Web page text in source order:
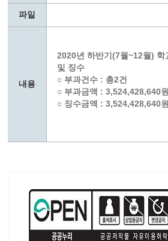
파일
내용
2020년 하반기(7월~12월) 학
및 징수
○ 부과건수 : 총2건
○ 부과금액 : 3,524,428,640원
○ 징수금액 : 3,524,428,640원